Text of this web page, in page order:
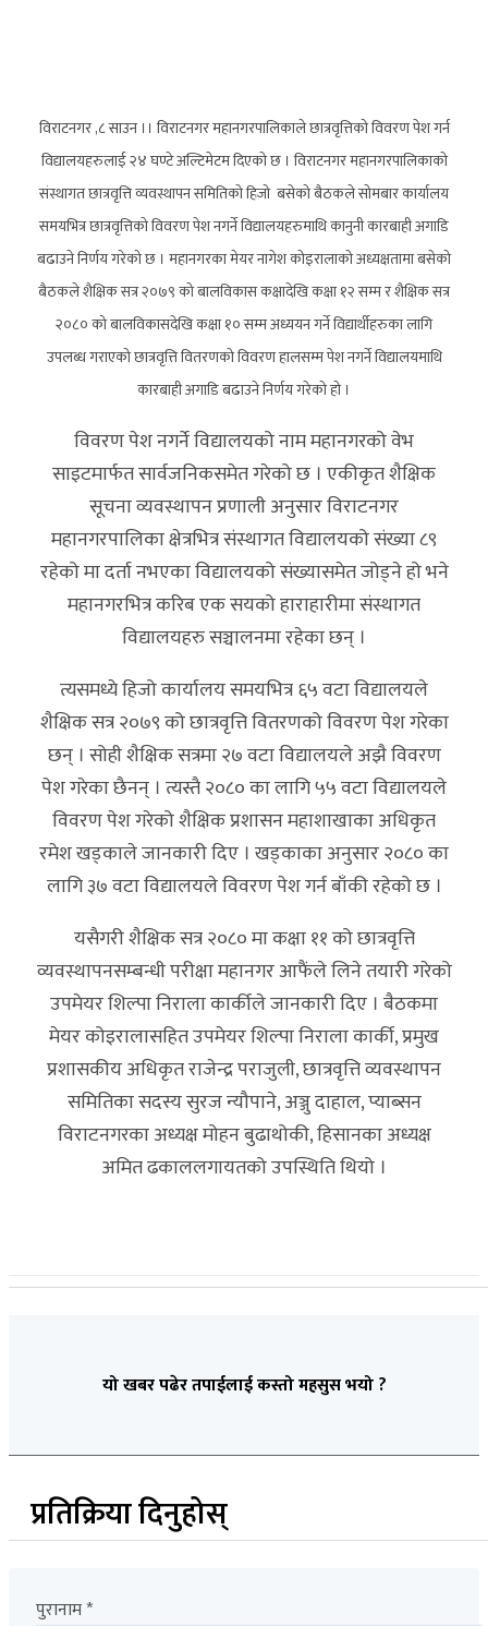
विराटनगर ,८ साउन ।। विराटनगर महानगरपालिकाले छात्रवृत्तिको विवरण पेश गर्न
विद्यालयहरुलाई २४ घण्टे अल्टिमेटम दिएको छ । विराटनगर महानगरपालिकाको
संस्थागत छात्रवृत्ति व्यवस्थापन समितिको हिजो बसेको बैठकले सोमबार कार्यालय
समयभित्र छात्रवृत्तिको विवरण पेश नगर्ने विद्यालयहरुमाथि कानुनी कारबाही अगाडि
बढाउने निर्णय गरेको छ । महानगरका मेयर नागेश कोइरालाको अध्यक्षतामा बसेको
बैठकले शैक्षिक सत्र २०७९ को बालविकास कक्षादेखि कक्षा १२ सम्म र शैक्षिक सत्र
२०८० को बालविकासदेखि कक्षा १० सम्म अध्ययन गर्ने विद्यार्थीहरुका लागि
उपलब्ध गराएको छात्रवृत्ति वितरणको विवरण हालसम्म पेश नगर्ने विद्यालयमाथि
कारबाही अगाडि बढाउने निर्णय गरेको हो ।
विवरण पेश नगर्ने विद्यालयको नाम महानगरको वेभ
साइटमार्फत सार्वजनिकसमेत गरेको छ । एकीकृत शैक्षिक
सूचना व्यवस्थापन प्रणाली अनुसार विराटनगर
महानगरपालिका क्षेत्रभित्र संस्थागत विद्यालयको संख्या ८९
रहेको मा दर्ता नभएका विद्यालयको संख्यासमेत जोड्ने हो भने
महानगरभित्र करिब एक सयको हाराहारीमा संस्थागत
विद्यालयहरु सञ्चालनमा रहेका छन् ।
त्यसमध्ये हिजो कार्यालय समयभित्र ६५ वटा विद्यालयले
शैक्षिक सत्र २०७९ को छात्रवृत्ति वितरणको विवरण पेश गरेका
छन् । सोही शैक्षिक सत्रमा २७ वटा विद्यालयले अझै विवरण
पेश गरेका छैनन् । त्यस्तै २०८० का लागि ५५ वटा विद्यालयले
विवरण पेश गरेको शैक्षिक प्रशासन महाशाखाका अधिकृत
रमेश खड्काले जानकारी दिए । खड्काका अनुसार २०८० का
लागि ३७ वटा विद्यालयले विवरण पेश गर्न बाँकी रहेको छ ।
यसैगरी शैक्षिक सत्र २०८० मा कक्षा ११ को छात्रवृत्ति
व्यवस्थापनसम्बन्धी परीक्षा महानगर आफैंले लिने तयारी गरेको
उपमेयर शिल्पा निराला कार्कीले जानकारी दिए । बैठकमा
मेयर कोइरालासहित उपमेयर शिल्पा निराला कार्की, प्रमुख
प्रशासकीय अधिकृत राजेन्द्र पराजुली, छात्रवृत्ति व्यवस्थापन
समितिका सदस्य सुरज न्यौपाने, अञ्जु दाहाल, प्याब्सन
विराटनगरका अध्यक्ष मोहन बुढाथोकी, हिसानका अध्यक्ष
अमित ढकाललगायतको उपस्थिति थियो ।
यो खबर पढेर तपाईलाई कस्तो महसुस भयो ?
प्रतिक्रिया दिनुहोस्
पुरानाम *